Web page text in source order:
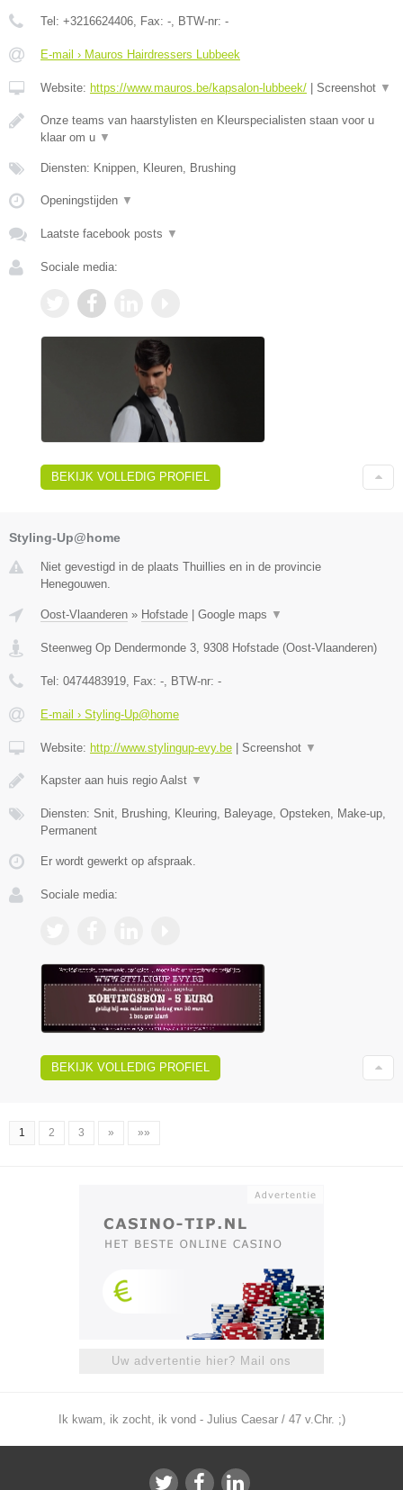
Tel: +3216624406 , Fax: - , BTW-nr: -
E-mail › Mauros Hairdressers Lubbeek
Website: https://www.mauros.be/kapsalon-lubbeek/ | Screenshot ▼
Onze teams van haarstylisten en Kleurspecialisten staan voor u
klaar om u ▼
Diensten: Knippen, Kleuren, Brushing
Openingstijden ▼
Laatste facebook posts ▼
Sociale media:
BEKIJK VOLLEDIG PROFIEL
Styling-Up@home
Niet gevestigd in de plaats Thuillies en in de provincie
Henegouwen.
Oost-Vlaanderen » Hofstade | Google maps ▼
Steenweg Op Dendermonde 3 9308 Hofstade (Oost-Vlaanderen)
Tel: 0474483919 , Fax: - , BTW-nr: -
E-mail › Styling-Up@home
Website: http://www.stylingup-evy.be | Screenshot ▼
Kapster aan huis regio Aalst ▼
Diensten: Snit, Brushing, Kleuring, Baleyage, Opsteken, Make-up,
Permanent
Er wordt gewerkt op afspraak.
Sociale media:
BEKIJK VOLLEDIG PROFIEL
1 2 3 » »»
Uw advertentie hier? Mail ons
Ik kwam, ik zocht, ik vond - Julius Caesar / 47 v.Chr. ;)